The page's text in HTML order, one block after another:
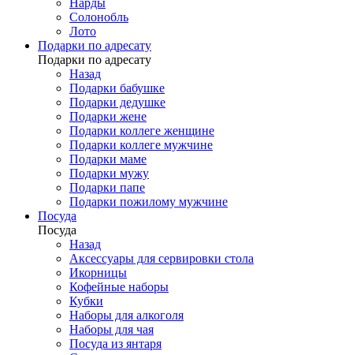
Нарды
Солонобль
Лото
Подарки по адресату
Подарки по адресату
Назад
Подарки бабушке
Подарки дедушке
Подарки жене
Подарки коллеге женщине
Подарки коллеге мужчине
Подарки маме
Подарки мужу
Подарки папе
Подарки пожилому мужчине
Посуда
Посуда
Назад
Аксессуары для сервировки стола
Икорницы
Кофейные наборы
Кубки
Наборы для алкоголя
Наборы для чая
Посуда из янтаря